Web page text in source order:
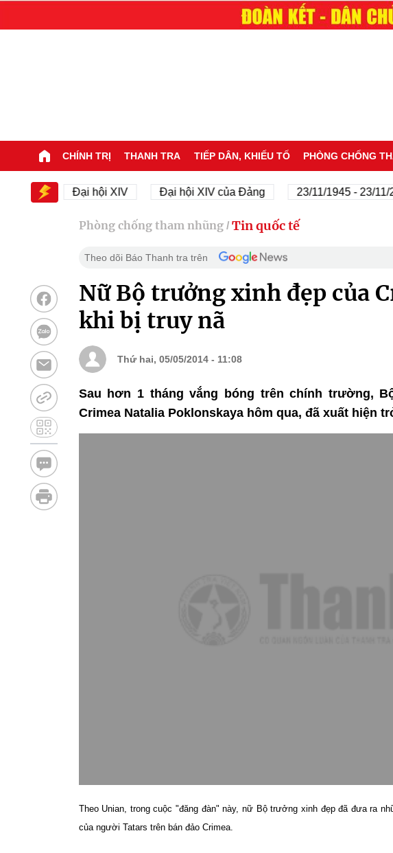
CHÍNH TRỊ THANH TRA TIẾP DÂN, KHIẾU TỐ PHÒNG CHỐNG
Đại hội XIV Đại hội XIV của Đảng 23/11/1945 - 23/11/2025
Phòng chống tham nhũng / Tin quốc tế
Theo dõi Báo Thanh tra trên
Nữ Bộ trưởng xinh đẹp của
khi bị truy nã
Thứ hai, 05/05/2014 - 11:08
Sau hơn 1 tháng vắng bóng trên chính trường,
Crimea Natalia Poklonskaya hôm qua, đã xuất hiện
Theo Unian , trong cuộc "đăng đàn" này, nữ Bộ trưởng xinh đẹp đã đưa ra
của người Tatars trên bán đảo Crimea.